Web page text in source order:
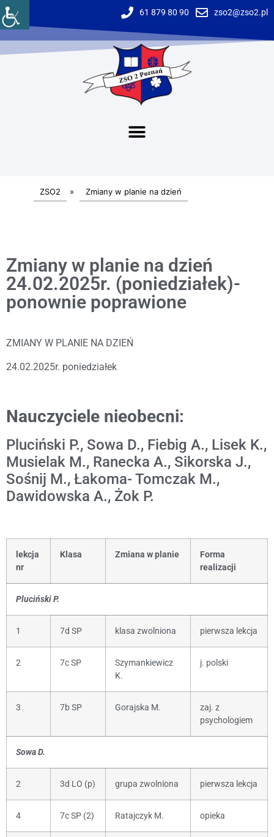
61 879 80 90 zso2@zso2.pl
ZSO2 » Zmiany w planie na dzień
Zmiany w planie na dzień
24.02.2025r. (poniedziałek)-
ponownie poprawione
ZMIANY W PLANIE NA DZIEŃ
24.02.2025r. poniedziałek
Nauczyciele nieobecni:
Pluciński P., Sowa D., Fiebig A., Lisek K.,
Musielak M., Ranecka A., Sikorska J.,
Sośnij M., Łakoma- Tomczak M.,
Dawidowska A., Żok P.
lekcja
nr
Klasa Zmiana w planie
Forma
realizacji
Pluciński P.
1 7d SP klasa zwolniona pierwsza lekcja
2 7c SP
Szymankiewicz
K.
j. polski
3 7b SP Gorajska M.
zaj. z
psychologiem
Sowa D.
2 3d LO (p) grupa zwolniona pierwsza lekcja
4 7c SP (2) Ratajczyk M. opieka